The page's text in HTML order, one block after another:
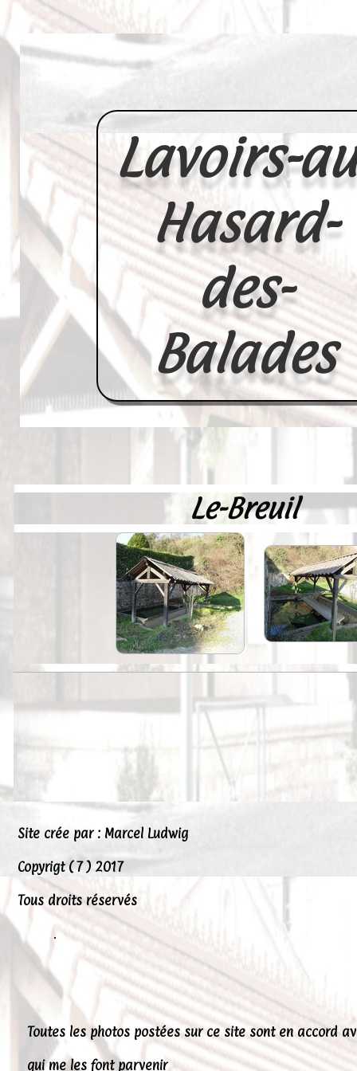
Lavoirs-
Hasard-
des-
Balades
Videos--Lavoirs
Un Peu d'Histoire
Outils-des-Lavandières
Cartes Postales-Anciennes et
Peintures
Liens
Le-Breuil
Site crée par : Marcel Ludwig
Copyrigt ( 7 ) 2017
Tous droits réservés
.
Toutes les photos postées sur ce site sont en accord
qui me les font parvenir